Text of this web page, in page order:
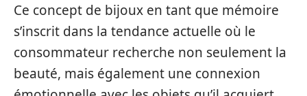
Ce concept de bijoux en tant que mémoire
s’inscrit dans la tendance actuelle où le
consommateur recherche non seulement la
beauté, mais également une connexion